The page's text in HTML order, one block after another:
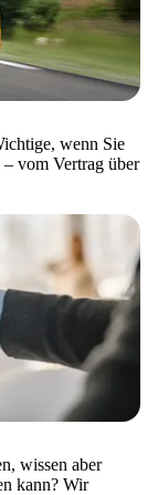
wenn Sie
vom Vertrag über
wissen aber
kann? Wir